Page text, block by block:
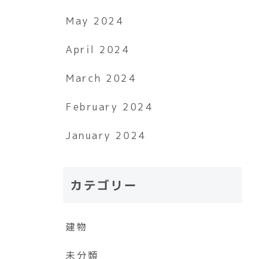
May 2024
April 2024
March 2024
February 2024
January 2024
カテゴリー
建物
未分類